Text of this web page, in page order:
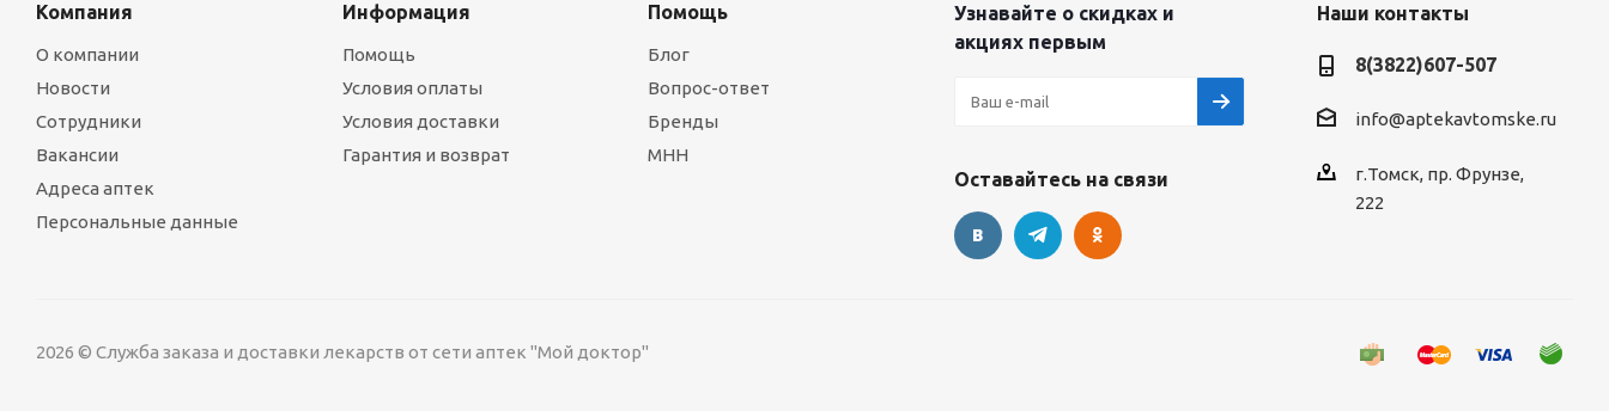
Компания
О компании
Новости
Сотрудники
Вакансии
Адреса аптек
Персональные данные
Информация
Помощь
Условия оплаты
Условия доставки
Гарантия и возврат
Помощь
Блог
Вопрос-ответ
Бренды
МНН
Узнавайте о скидках и
акциях первым
Оставайтесь на связи
Наши контакты
8(3822)607-507
info@aptekavtomske.ru
г.Томск, пр. Фрунзе,
222
2026 © Служба заказа и доставки лекарств от сети аптек "Мой доктор"